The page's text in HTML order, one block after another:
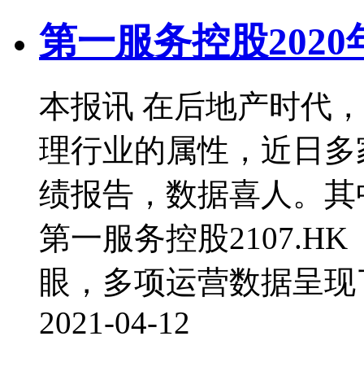
第一服务控股
本报讯 在后地产时代
理行业的属性，近日
绩报告，数据喜人。
第一服务控股2107.HK
眼，多项运营数据呈
2021-04-12